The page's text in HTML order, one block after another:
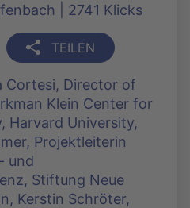
| 2741 Klicks
TEILEN
Cortesi, Director of
Klein Center for
Harvard University,
Projektleiterin
und
Stiftung Neue
Kerstin Schröter,